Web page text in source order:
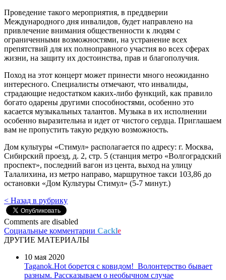
Проведение такого мероприятия, в преддверии
Международного дня инвалидов, будет направлено на
привлечение внимания общественности к людям с
ограниченными возможностями, на устранение всех
препятствий для их полноправного участия во всех сферах
жизни, на защиту их достоинства, прав и благополучия.
Поход на этот концерт может принести много неожиданно
интересного. Специалисты отмечают, что инвалиды,
страдающие недостатком каких-либо функций, как правило
богато одарены другими способностями, особенно это
касается музыкальных талантов. Музыка в их исполнении
особенно выразительна и идет от чистого сердца. Приглашаем
вам не пропустить такую редкую возможность.
Дом культуры «Стимул» располагается по адресу: г. Москва,
Сибирский проезд, д. 2, стр. 5 (станция метро «Волгоградский
проспект», последний вагон из цента, выход на улицу
Талалихина, из метро направо, маршрутное такси 103,86 до
остановки «Дом Культуры Стимул» (5-7 минут.)
< Назад в рубрику
Comments are disabled
Социальные комментарии Cackle
ДРУГИЕ МАТЕРИАЛЫ
10 мая 2020
Taganok.Hot борется с ковидом! Волонтерство бывает
разным. Рассказываем о необычном случае